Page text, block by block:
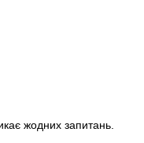
жодних запитань.